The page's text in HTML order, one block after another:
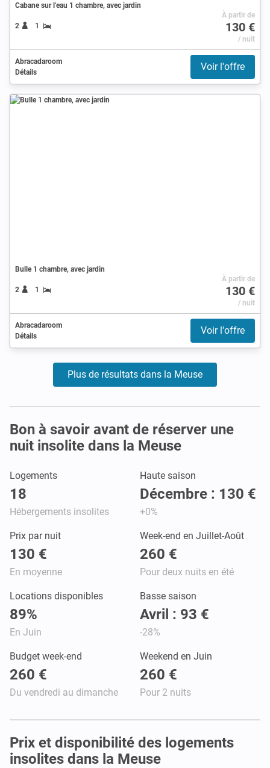
Cabane sur l'eau 1 chambre, avec jardin
2 1
À partir de
130 €
/ nuit
Abracadaroom
Détails
Voir l'offre
Bulle 1 chambre, avec jardin
2 1
À partir de
130 €
/ nuit
Abracadaroom
Détails
Voir l'offre
Plus de résultats dans la Meuse
Bon à savoir avant de réserver une
nuit insolite dans la Meuse
Logements
18
Hébergements insolites
Haute saison
Décembre : 130 €
+0%
Prix par nuit
130 €
En moyenne
Week-end en Juillet-Août
260 €
Pour deux nuits en été
Locations disponibles
89%
En Juin
Basse saison
Avril : 93 €
-28%
Budget week-end
260 €
Du vendredi au dimanche
Weekend en Juin
260 €
Pour 2 nuits
Prix et disponibilité des logements
insolites dans la Meuse